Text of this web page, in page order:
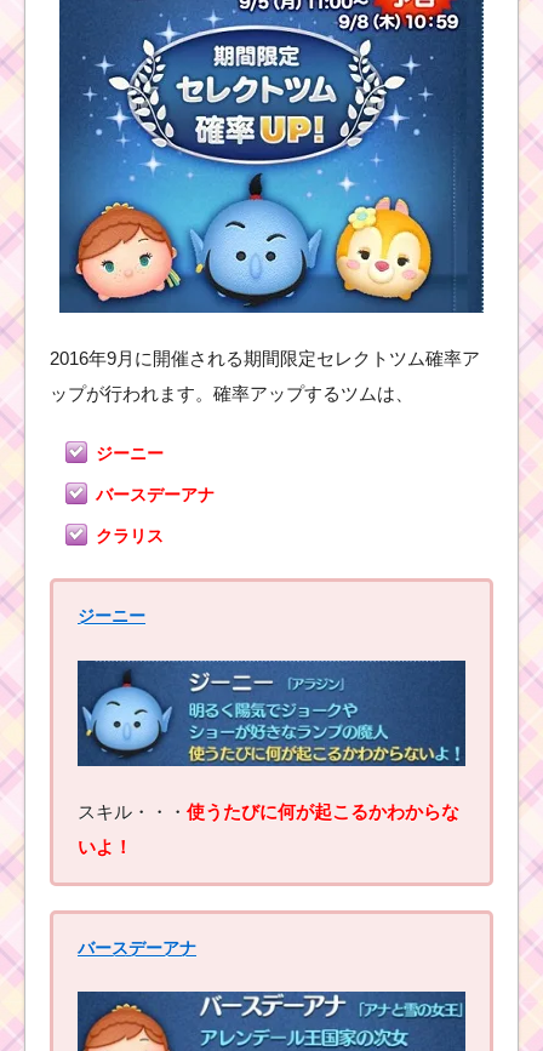
2016年9月に開催される期間限定セレクトツム確率ア
ップが行われます。確率アップするツムは、
ジーニー
バースデーアナ
クラリス
ジーニー
スキル・・・ 使うたびに何が起こるかわからな
いよ！
バースデーアナ